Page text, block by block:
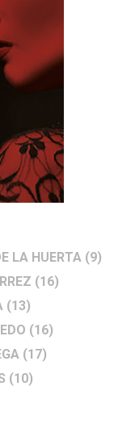
LA HUERTA (9)
(16)
(13)
(16)
(17)
(10)